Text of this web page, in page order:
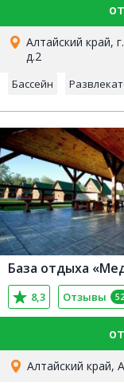
Алтайский край,
д.2
Бассейн
База отдыха
8,3 Отзывы 52
Алтайский край,